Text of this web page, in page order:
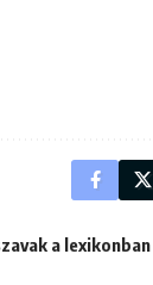
a lexikonban